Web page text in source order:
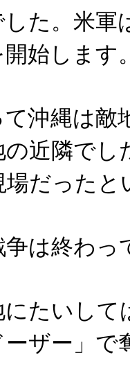
た。米軍
始します
沖縄は敵
近隣で
だった
争は終わ
たいし
ーザー」